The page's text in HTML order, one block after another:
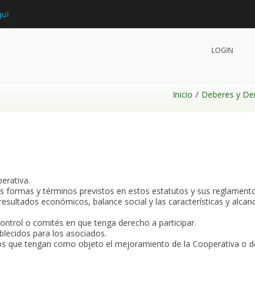
LOGIN
Inicio Deberes y
formas y términos previstos en estos estatutos y sus
económicos, balance social y las características y
o comités en que tenga derecho a participar.
para los asociados.
que tengan como objeto el mejoramiento de la Cooperativa o